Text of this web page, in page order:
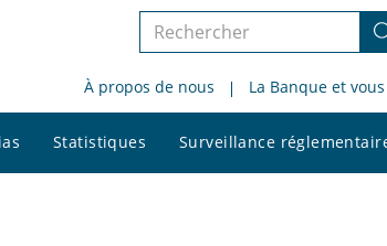
Rechercher
le
site
À propos de nous La Banque et vous
Statistiques Surveillance